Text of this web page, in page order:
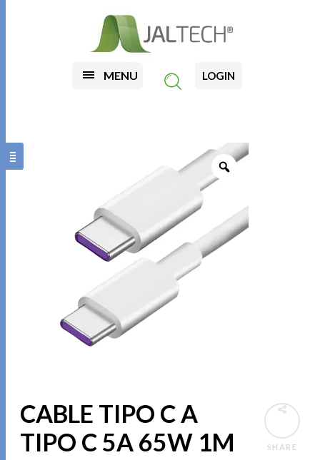
MENU LOGIN
SHARE
CABLE TIPO C A
TIPO C 5A 65W 1M